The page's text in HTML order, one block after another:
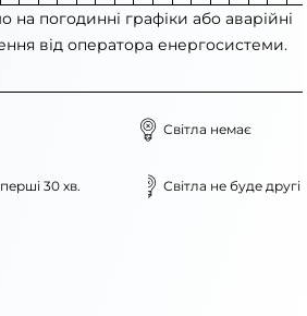
на погодинні графіки або аварійні
від оператора енергосистеми.
Світла немає
30 хв. Світла не буде другі